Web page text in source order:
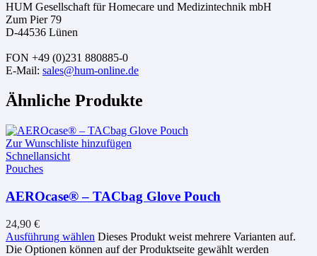
HUM Gesellschaft für Homecare und Medizintechnik mbH
Zum Pier 79
D-44536 Lünen
FON +49 (0)231 880885-0
E-Mail: sales@hum-online.de
Ähnliche Produkte
Zur Wunschliste hinzufügen
Schnellansicht
Pouches
AEROcase® – TACbag Glove Pouch
24,90 €
Ausführung wählen Dieses Produkt weist mehrere Varianten auf.
Die Optionen können auf der Produktseite gewählt werden